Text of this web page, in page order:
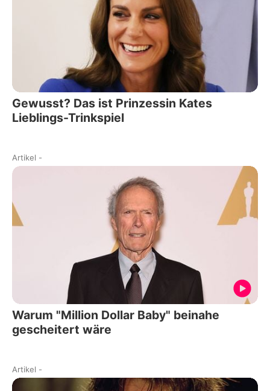
Gewusst? Das ist Prinzessin Kates
Lieblings-Trinkspiel
Artikel -
Warum "Million Dollar Baby" beinahe
gescheitert wäre
Artikel -